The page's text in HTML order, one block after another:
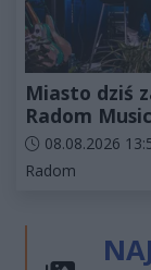
Miasto dziś
Radom
Data dodania
08.08.2026
Kategorie artykułu:
Radom